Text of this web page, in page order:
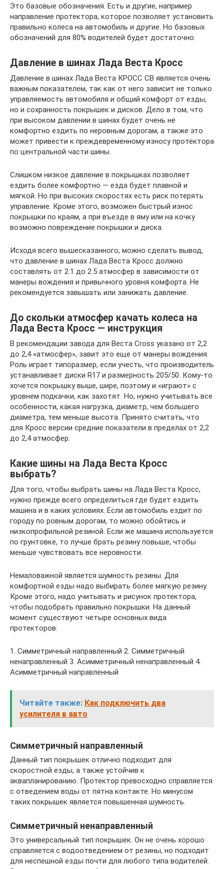
Это базовые обозначения. Есть и другие, например
направление протектора, которое позволяет установить
правильно колеса на автомобиль и другие. Но базовых
обозначений для 80% водителей будет достаточно.
Давление в шинах Лада Веста Кросс
Давление в шинах Лада Веста КРОСС СВ является очень
важным показателем, так как от него зависит не только
управляемость автомобиля и общий комфорт от езды,
но и сохранность покрышек и дисков. Дело в том, что
при высоком давлении в шинах будет очень не
комфортно ездить по неровным дорогам, а также это
может привести к преждевременному износу протектора
по центральной части шины.
Слишком низкое давление в покрышках позволяет
ездить более комфортно — езда будет плавной и
мягкой. Но при высоких скоростях есть риск потерять
управление. Кроме этого, возможен быстрый износ
покрышки по краям, а при въезде в яму или на кочку
возможно повреждение покрышки и диска.
Исходя всего вышесказанного, можно сделать вывод,
что давление в шинах Лада Веста Кросс должно
составлять от 2.1 до 2.5 атмосфер в зависимости от
манеры вождения и привычного уровня комфорта. Не
рекомендуется завышать или занижать давление.
До скольки атмосфер качать колеса на
Лада Веста Кросс — инструкция
В рекомендации завода для Веста Cross указано от 2,2
до 2,4 «атмосфер», завит это еще от манеры вождения.
Роль играет типоразмер, если учесть, что производитель
устанавливает диски R17 и размерность 205/50. Кому-то
хочется покрышку выше, шире, поэтому и «играют» с
уровнем подкачки, как захотят. Но, нужно учитывать все
особенности, какая нагрузка, диаметр, чем большего
диаметра, тем меньше высота. Принято считать, что
для Кросс версии средние показатели в пределах от 2,2
до 2,4 атмосфер.
Какие шины на Лада Веста Кросс
выбрать?
Для того, чтобы выбрать шины на Лада Веста Кросс,
нужно прежде всего определиться где будет ездить
машина и в каких условиях. Если автомобиль ездит по
городу по ровным дорогам, то можно обойтись и
низкопрофильной резиной. Если же машина используется
по грунтовке, то лучше брать резину повыше, чтобы
меньше чувствовать все неровности.
Немаловажной является шумность резины. Для
комфортной езды надо выбирать более мягкую резину.
Кроме этого, надо учитывать и рисунок протектора,
чтобы подобрать правильно покрышки. На данный
момент существуют четыре основных вида
протекторов:
1. Симметричный направленный 2. Симметричный
ненаправленный 3. Асимметричный ненаправленный 4.
Асимметричный направленный
Читайте также: Как подключить два
усилителя в авто
Симметричный направленный
Данный тип покрышек отлично подходит для
скоростной езды, а также устойчив к
аквапланированию. Протектор превосходно справляется
с отведением воды от пятна контакте. Но минусом
таких покрышек является повышенная шумность.
Симметричный ненаправленный
Это универсальный тип покрышек. Он не очень хорошо
справляется с водоотведением от резины, но подходит
для неспешной езды почти для любого типа водителей.